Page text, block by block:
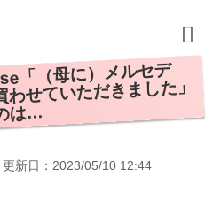
「（母に）メルセデ
せていただきました」
は…
新日： 2023/05/10 12:44